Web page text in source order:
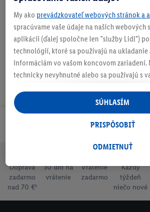
Podrobnosti o bezpečnosti produktu
Odoberaj
Doprava
zadarmo
nad 70 €¹
30 dní na
vrátenie
Vrátenie
zadarmo
Každý
týždeň
niečo nové
My ako prevádzkovateľ webových stránok a
spracúvame vaše údaje na našich webových
aplikácii (ďalej spoločne len "služby Lidl")
technológií, ktoré sa používajú na ukladanie
informáciám vo vašom koncovom zariadení.
technicky nevyhnutné alebo sa používajú s
personalizovanú reklamu v rámci služieb Lidl
ste účastníkom programu Lidl Plus, na tieto
aj údaje z vášho nákupného správania v
následne si vytvoríte účet Lidl Plus alebo sa
tiež vytvoriť špeciálny online identifikátor z
ktorú tam uvediete, aby sme vás mohli
ODMIETNUŤ
PRISPÔSOBIŤ
SÚHLASÍM